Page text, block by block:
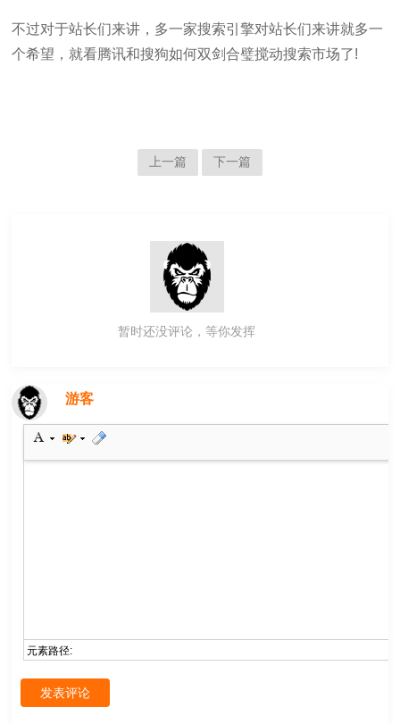
不过对于站长们来讲，多一家搜索引擎对站长们来讲就多一
个希望，就看腾讯和搜狗如何双剑合璧搅动搜索市场了!
上一篇 下一篇
暂时还没评论，等你发挥
游客
元素路径:
发表评论